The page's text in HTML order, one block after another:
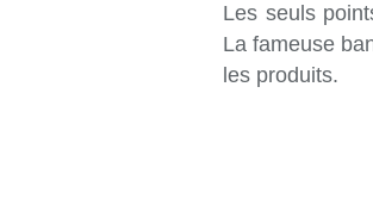
Les seuls
La fameuse
les produits.